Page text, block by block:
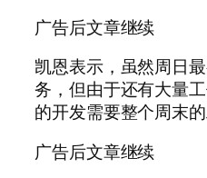
广告后文章继续
凯恩表示，虽然周日
务，但由于还有大量
的开发需要整个周末的
广告后文章继续